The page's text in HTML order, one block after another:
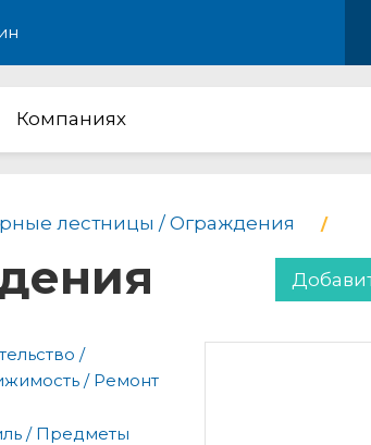
Компаниях
лестницы / Ограждения
/
/ Ремонт
/ Предметы